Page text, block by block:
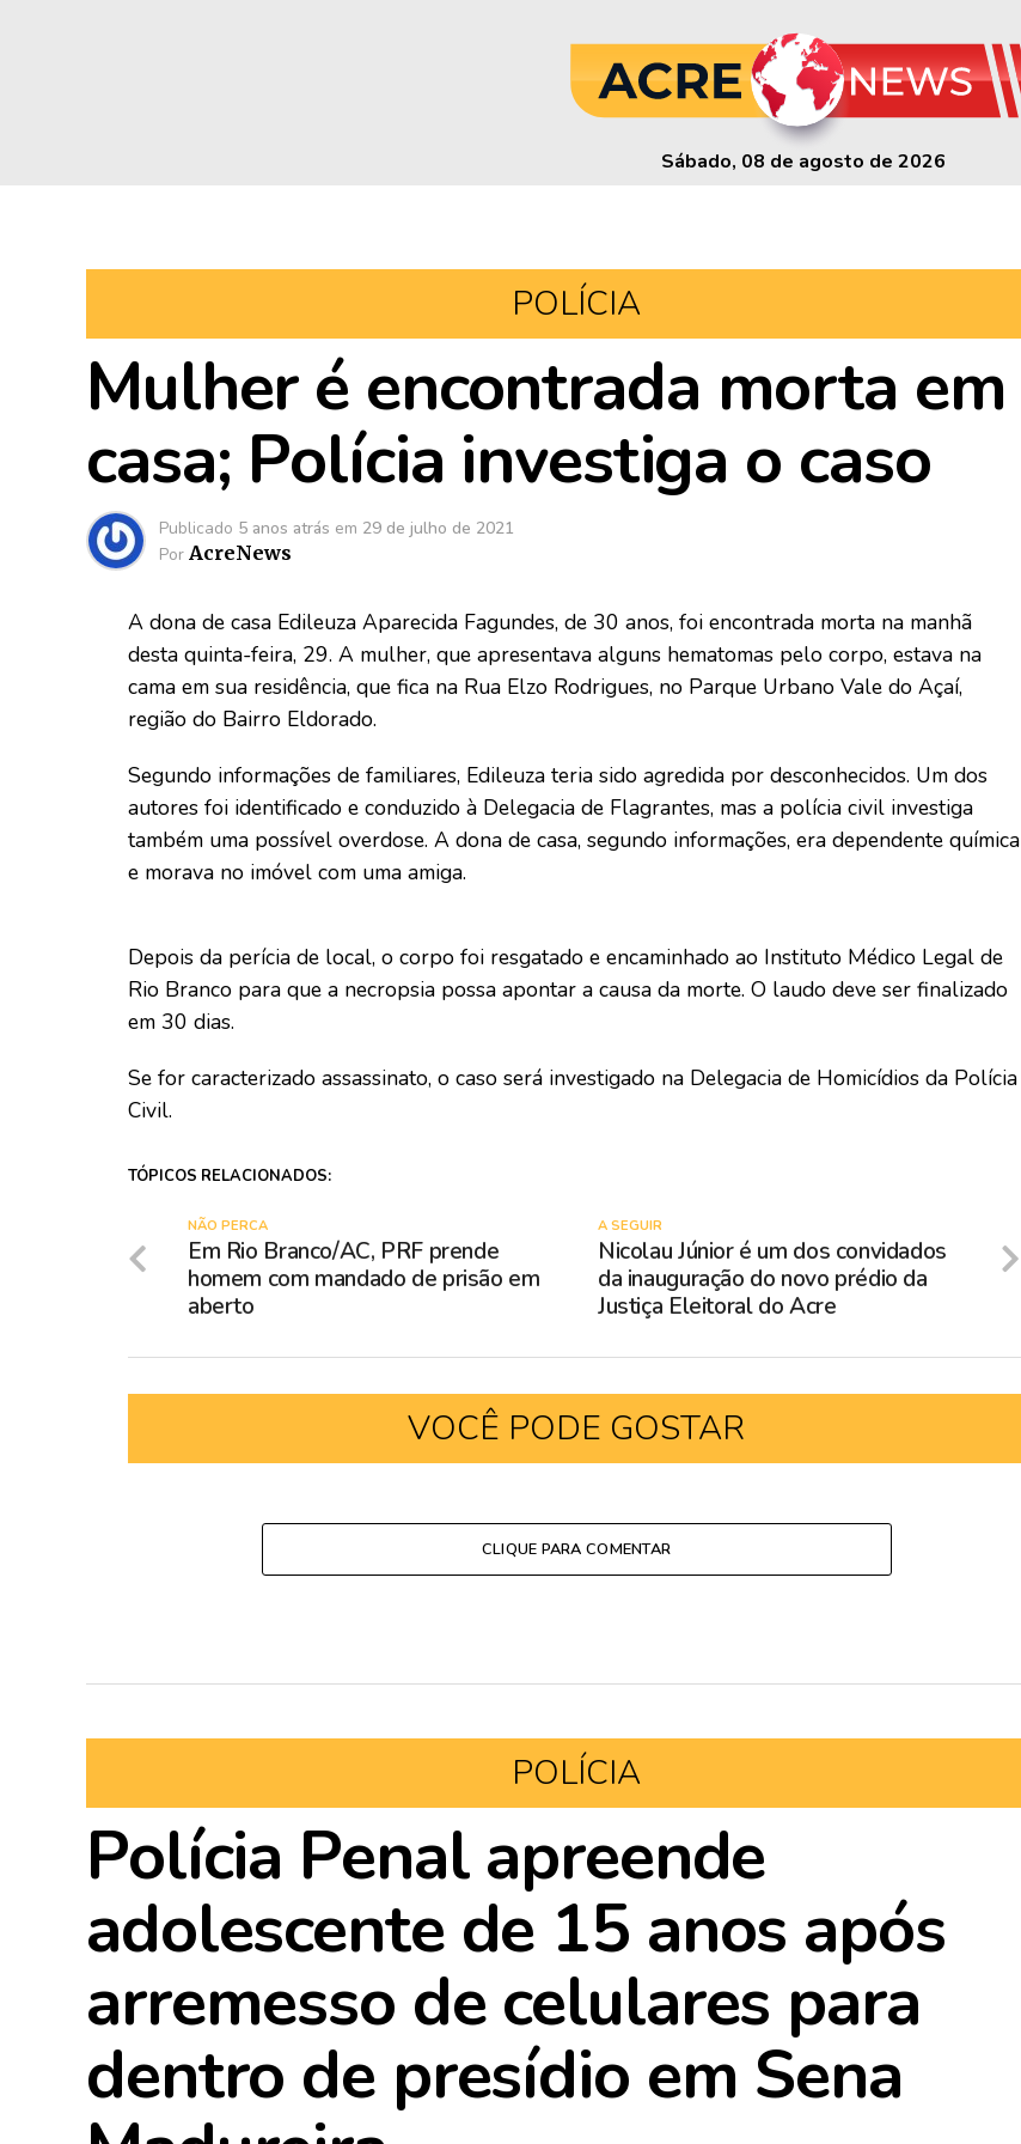
Sábado, 08 de agosto de 2026
POLÍCIA
Mulher é encontrada morta em
casa; Polícia investiga o caso
Publicado 5 anos atrás em 29 de julho de 2021
Por AcreNews
A dona de casa Edileuza Aparecida Fagundes, de 30 anos, foi encontrada morta na manhã
desta quinta-feira, 29. A mulher, que apresentava alguns hematomas pelo corpo, estava na
cama em sua residência, que fica na Rua Elzo Rodrigues, no Parque Urbano Vale do Açaí,
região do Bairro Eldorado.
Segundo informações de familiares, Edileuza teria sido agredida por desconhecidos. Um dos
autores foi identificado e conduzido à Delegacia de Flagrantes, mas a polícia civil investiga
também uma possível overdose. A dona de casa, segundo informações, era dependente química
e morava no imóvel com uma amiga.
Depois da perícia de local, o corpo foi resgatado e encaminhado ao Instituto Médico Legal de
Rio Branco para que a necropsia possa apontar a causa da morte. O laudo deve ser finalizado
em 30 dias.
Se for caracterizado assassinato, o caso será investigado na Delegacia de Homicídios da Polícia
Civil.
TÓPICOS RELACIONADOS:
A SEGUIR
Nicolau Júnior é um dos convidados
da inauguração do novo prédio da
Justiça Eleitoral do Acre
NÃO PERCA
Em Rio Branco/AC, PRF prende
homem com mandado de prisão em
aberto
VOCÊ PODE GOSTAR
CLIQUE PARA COMENTAR
POLÍCIA
Polícia Penal apreende
adolescente de 15 anos após
arremesso de celulares para
dentro de presídio em Sena